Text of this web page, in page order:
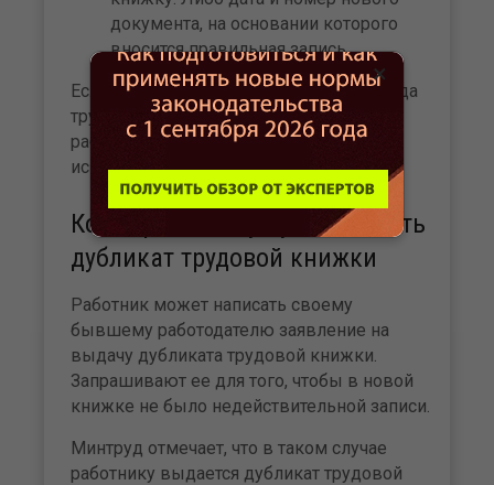
документа, на основании которого
вносится правильная запись.
Если на момент вынесения решения суда
трудовой книжки у работодателя нет,
работник может ее предоставить для
исправления.
Когда работнику нужно выдать
дубликат трудовой книжки
Работник может написать своему
бывшему работодателю заявление на
выдачу дубликата трудовой книжки.
Запрашивают ее для того, чтобы в новой
книжке не было недействительной записи.
Минтруд отмечает, что в таком случае
работнику выдается дубликат трудовой
×